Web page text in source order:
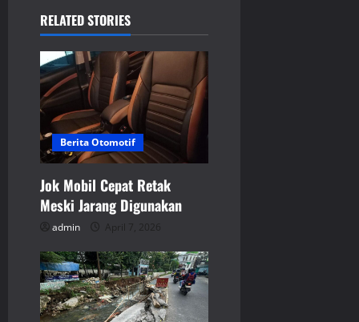
a
v
i
g
a
t
i
o
n
RELATED STORIES
Berita Otomotif
Jok Mobil Cepat Retak
Meski Jarang Digunakan
admin April 7, 2026